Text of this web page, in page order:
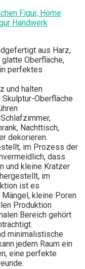
Figur, Home
Handwerk
aus Harz,
Oberfläche,
perfektes
und halten
Oberfläche
Nachttisch,
dekorieren.
im Prozess der
dass
und kleine Kratzer
im
ist es
kleine Poren
Produktion
Bereich gehört
minimalistische
jedem Raum ein
eine perfekte